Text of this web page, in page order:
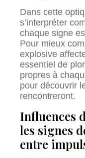
Dans cette
s’interpréter
chaque signe
Pour mieux
explosive
essentiel de
propres à
pour découvrir
rencontreront.
Influences
les signes
entre